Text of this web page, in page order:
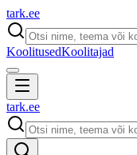
tark.ee
KoolitusedKoolitajad
tark.ee